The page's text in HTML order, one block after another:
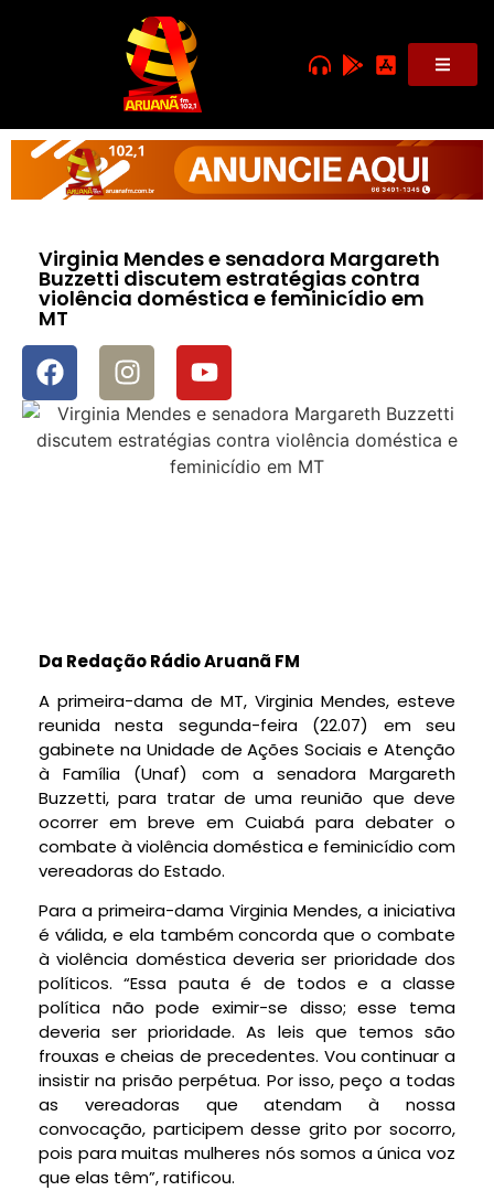
Virginia Mendes e senadora Margareth
Buzzetti discutem estratégias contra
violência doméstica e feminicídio em
MT
Da Redação Rádio Aruanã FM
A primeira-dama de MT, Virginia Mendes, esteve
reunida nesta segunda-feira (22.07) em seu
gabinete na Unidade de Ações Sociais e Atenção
à Família (Unaf) com a senadora Margareth
Buzzetti, para tratar de uma reunião que deve
ocorrer em breve em Cuiabá para debater o
combate à violência doméstica e feminicídio com
vereadoras do Estado.
Para a primeira-dama Virginia Mendes, a iniciativa
é válida, e ela também concorda que o combate
à violência doméstica deveria ser prioridade dos
políticos. “Essa pauta é de todos e a classe
política não pode eximir-se disso; esse tema
deveria ser prioridade. As leis que temos são
frouxas e cheias de precedentes. Vou continuar a
insistir na prisão perpétua. Por isso, peço a todas
as vereadoras que atendam à nossa
convocação, participem desse grito por socorro,
pois para muitas mulheres nós somos a única voz
que elas têm”, ratificou.